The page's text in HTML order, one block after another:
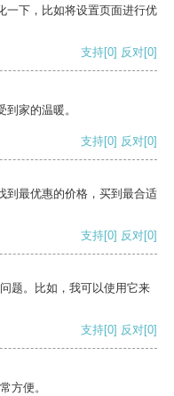
一下，比如将设置页面进行优
支持[0] 反对[0]
家的温暖。
支持[0] 反对[0]
到最优惠的价格，买到最合适
支持[0] 反对[0]
题。比如，我可以使用它来
支持[0] 反对[0]
方便。